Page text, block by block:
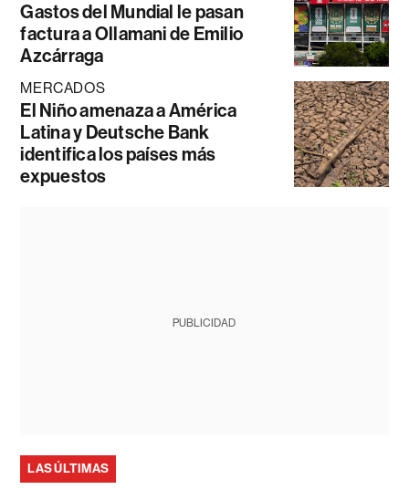
Gastos del Mundial le pasan
factura a Ollamani de Emilio
Azcárraga
MERCADOS
El Niño amenaza a América
Latina y Deutsche Bank
identifica los países más
expuestos
PUBLICIDAD
LAS ÚLTIMAS